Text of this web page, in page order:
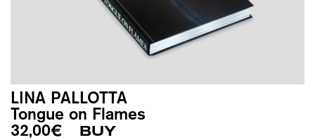
LINA PALLOTTA
Tongue on Flames
32,00€ BUY